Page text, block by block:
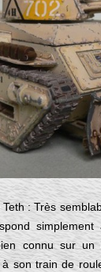
: Très
connu sur
son train de